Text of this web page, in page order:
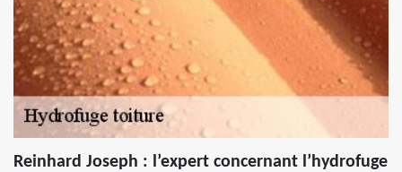
Reinhard Joseph : l’expert concernant l’hydrofuge